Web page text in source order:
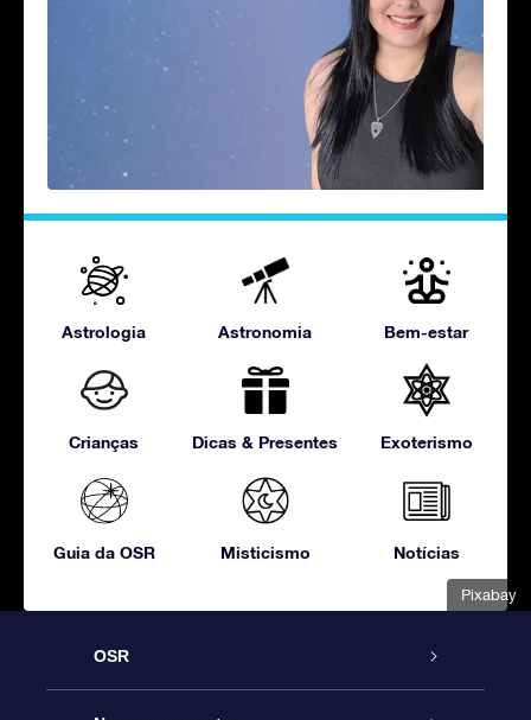
Pixabay
Astrologia Astronomia Bem-estar
Crianças Dicas & Presentes Exoterismo
Guia da OSR Misticismo Notícias
OSR